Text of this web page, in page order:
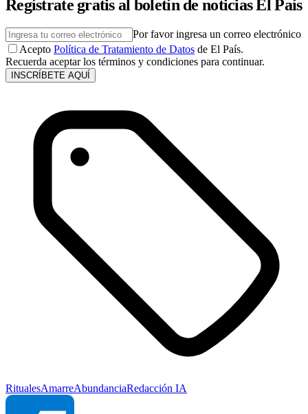
Regístrate gratis al boletín de noticias El País
Por favor ingresa un correo electrónico
Acepto Política de Tratamiento de Datos de El País.
Recuerda aceptar los términos y condiciones para continuar.
INSCRÍBETE AQUÍ
RitualesAmarreAbundanciaRedacción IA